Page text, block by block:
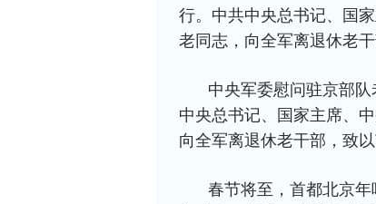
行。中共中央总书记、国
老同志，向全军离退休老
中央军委慰问驻京部
中央总书记、国家主席、
向全军离退休老干部，致
春节将至，首都北京年